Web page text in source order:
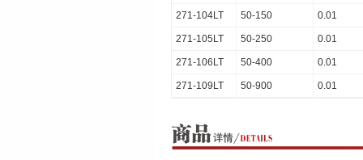
271-104LT 50-150 0.01
271-105LT 50-250 0.01
271-106LT 50-400 0.01
271-109LT 50-900 0.01